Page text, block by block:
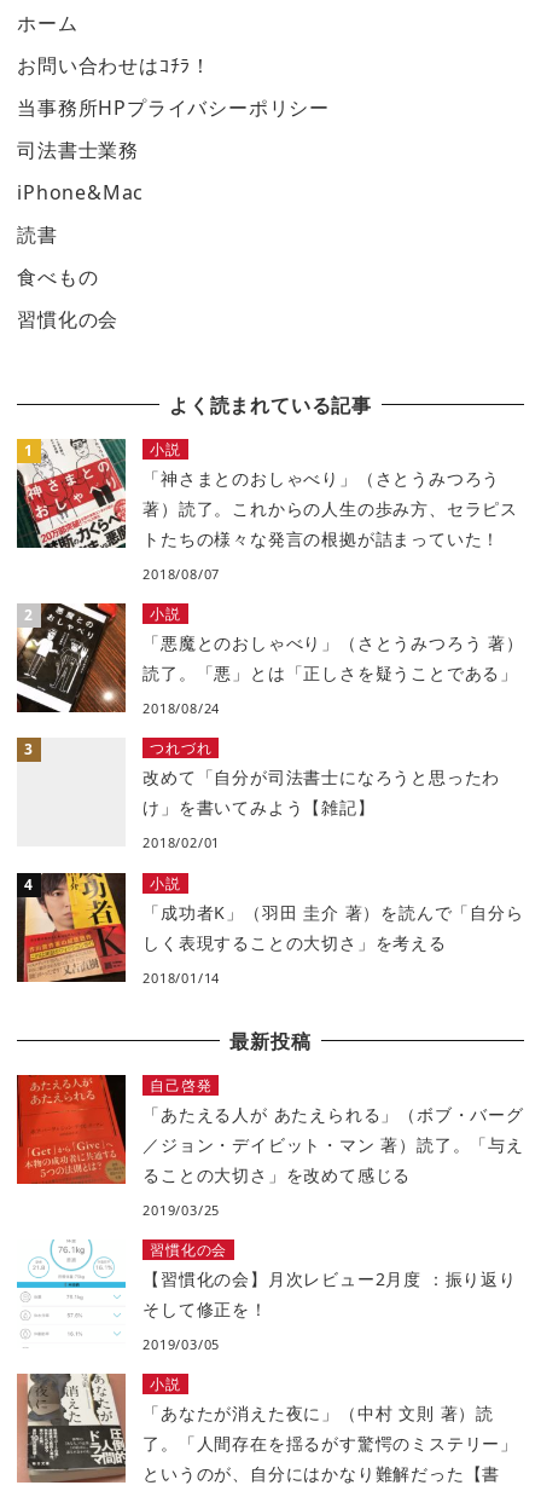
ホーム
お問い合わせはｺﾁﾗ！
当事務所HPプライバシーポリシー
司法書士業務
iPhone&Mac
読書
食べもの
習慣化の会
よく読まれている記事
小説
「神さまとのおしゃべり」（さとうみつろう
著）読了。これからの人生の歩み方、セラピス
トたちの様々な発言の根拠が詰まっていた！
2018/08/07
小説
「悪魔とのおしゃべり」（さとうみつろう 著）
読了。「悪」とは「正しさを疑うことである」
2018/08/24
つれづれ
改めて「自分が司法書士になろうと思ったわ
け」を書いてみよう【雑記】
2018/02/01
小説
「成功者K」（羽田 圭介 著）を読んで「自分ら
しく表現することの大切さ」を考える
2018/01/14
最新投稿
自己啓発
「あたえる人が あたえられる」（ボブ・バーグ
／ジョン・デイビット・マン 著）読了。「与え
ることの大切さ」を改めて感じる
2019/03/25
習慣化の会
【習慣化の会】月次レビュー2月度 ：振り返り
そして修正を！
2019/03/05
小説
「あなたが消えた夜に」（中村 文則 著）読
了。「人間存在を揺るがす驚愕のミステリー」
というのが、自分にはかなり難解だった【書